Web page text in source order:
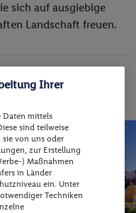
sich auf ausgiebige
Landschaft freuen.
Top-Angebot
Pauschalreise
Ihrer
Daten mittels
sind teilweise
von uns oder
zur Erstellung
) Maßnahmen
in Länder
ein. Unter
Techniken